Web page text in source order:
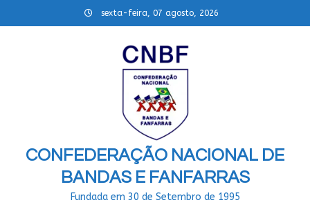
to
sexta-feira, 07 agosto, 2026
CONFEDERAÇÃO NACIONAL DE
BANDAS E FANFARRAS
Fundada em 30 de Setembro de 1995